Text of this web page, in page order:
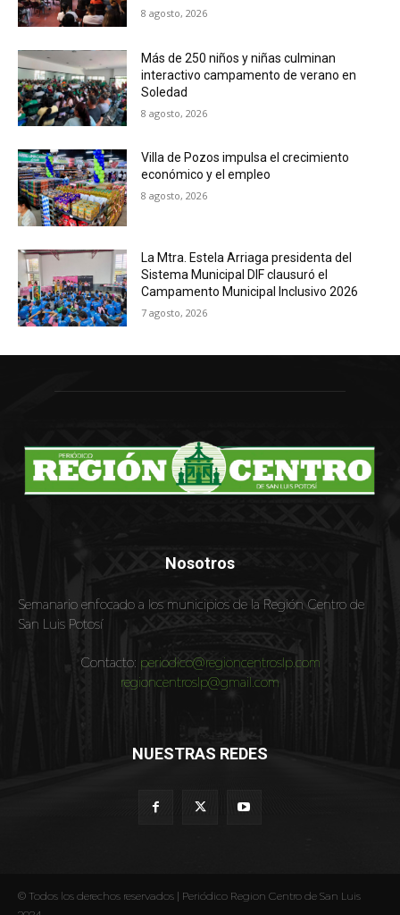
8 agosto, 2026
Más de 250 niños y niñas culminan
interactivo campamento de verano en
Soledad
8 agosto, 2026
Villa de Pozos impulsa el crecimiento
económico y el empleo
8 agosto, 2026
La Mtra. Estela Arriaga presidenta del
Sistema Municipal DIF clausuró el
Campamento Municipal Inclusivo 2026
7 agosto, 2026
Nosotros
Semanario enfocado a los municipios de la Región Centro de
San Luis Potosí
Contacto: periodico@regioncentroslp.com
regioncentroslp@gmail.com
NUESTRAS REDES
© Todos los derechos reservados | Periódico Region Centro de San Luis